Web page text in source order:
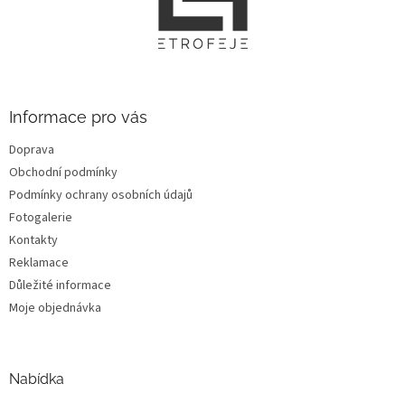
Informace pro vás
Doprava
Obchodní podmínky
Podmínky ochrany osobních údajů
Fotogalerie
Kontakty
Reklamace
Důležité informace
Moje objednávka
Nabídka